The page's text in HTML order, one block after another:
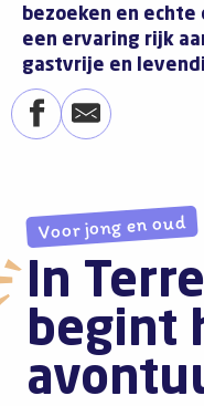
bezoeken en
een ervaring rijk
gastvrije en
Voor jong en oud
In
begint